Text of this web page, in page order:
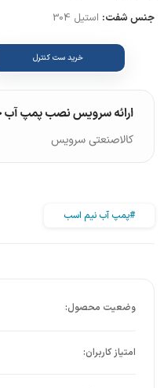
جنس شفت: استیل 304
خرید ست کنترل
#پمپ آب نیم اسب